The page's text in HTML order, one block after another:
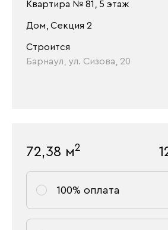
Квартира № 81, 5 этаж
Дом, Секция 2
Строится
Барнаул, ул. Сизова, 20
72,38 м2
100% оплата